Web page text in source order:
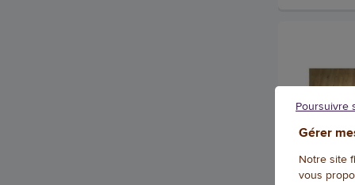
Gérer
Notre site
vous
Poursuivre